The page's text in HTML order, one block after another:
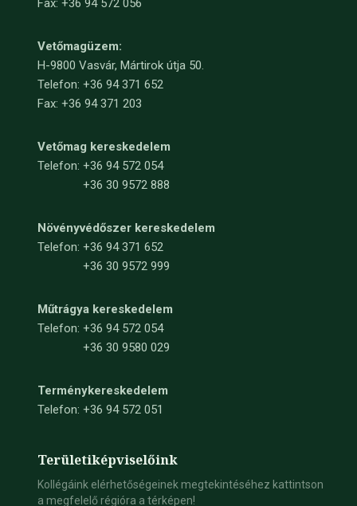
Fax: +36 94 572 056
Vetőmagüzem:
H-9800 Vasvár, Mártirok útja 50.
Telefon: +36 94 371 652
Fax: +36 94 371 203
Vetőmag kereskedelem
Telefon: +36 94 572 054
+36 30 9572 888
Növényvédőszer kereskedelem
Telefon: +36 94 371 652
+36 30 9572 999
Műtrágya kereskedelem
Telefon: +36 94 572 054
+36 30 9580 029
Terménykereskedelem
Telefon: +36 94 572 051
Területiképviselőink
Kollégáink elérhetőségeinek megtekintéséhez kattintson
a megfelelő régióra a térképen!